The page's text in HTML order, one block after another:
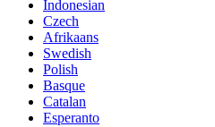
Indonesian
Czech
Afrikaans
Swedish
Polish
Basque
Catalan
Esperanto